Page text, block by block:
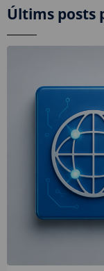
Últims posts